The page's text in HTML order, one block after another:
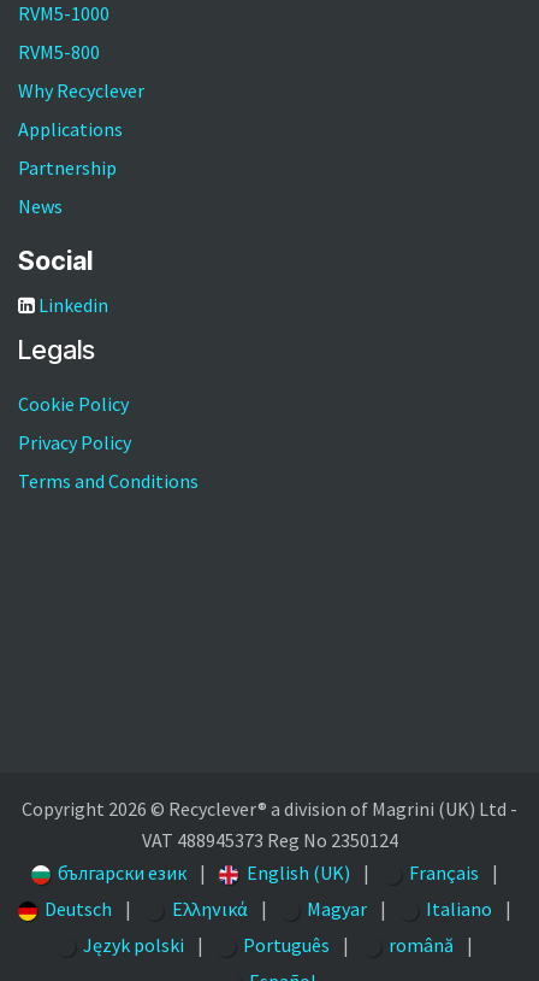
RVM5-1000
RVM5-800
Why Recyclever
Applications
Partnership
News
Social
Linkedin
Legals
Cookie Policy
Privacy Policy
Terms and Conditions
Copyright 2026 © Recyclever® a division of Magrini (UK) Ltd -
VAT 488945373 Reg No 2350124
български език | English (UK) | Français
|
Deutsch
| Ελληνικά | Magyar | Italiano
|
Język polski
| Português | română
|